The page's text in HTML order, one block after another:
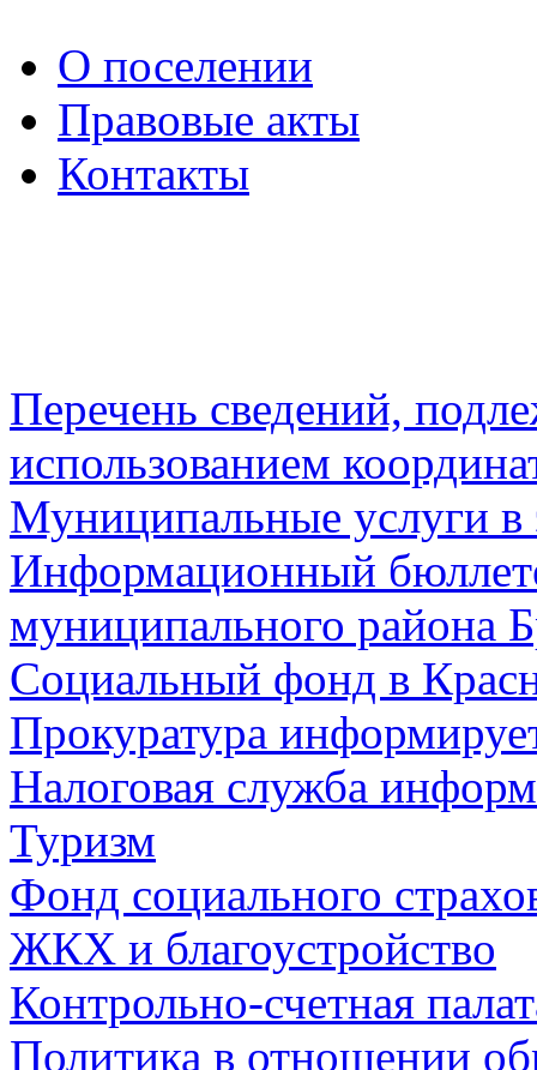
О поселении
Правовые акты
Контакты
Перечень сведений,
использованием
Муниципальные услуги в
Информационный
муниципального района
Социальный фонд в
Прокуратура
Налоговая служба
Туризм
Фонд социального
ЖКХ и благоустройство
Контрольно-счетная
Политика в отношении